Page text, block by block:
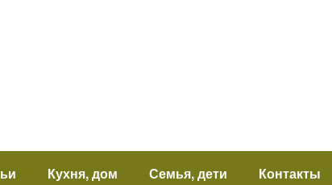
Кухня, дом Семья, дети Контакты